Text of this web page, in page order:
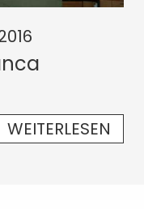
WEITERLESEN